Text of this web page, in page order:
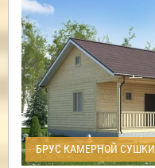
БРУС КАМЕРНОЙ СУШКИ